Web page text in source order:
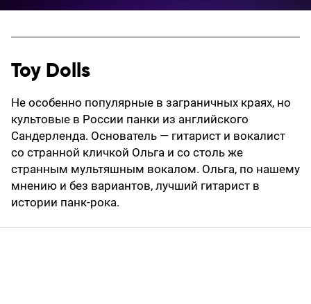
Toy Dolls
Не особенно популярные в заграничных краях, но
культовые в России панки из английского
Сандерленда. Основатель — гитарист и вокалист
со странной кличкой Ольга и со столь же
странным мультяшным вокалом. Ольга, по нашему
мнению и без вариантов, лучший гитарист в
истории панк-рока.